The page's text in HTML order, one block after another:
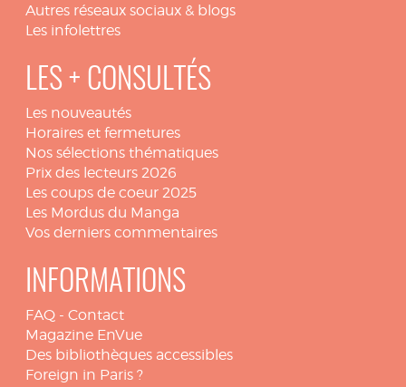
Autres réseaux sociaux & blogs
Les infolettres
LES + CONSULTÉS
Les nouveautés
Horaires et fermetures
Nos sélections thématiques
Prix des lecteurs 2026
Les coups de coeur 2025
Les Mordus du Manga
Vos derniers commentaires
INFORMATIONS
FAQ - Contact
Magazine EnVue
Des bibliothèques accessibles
Foreign in Paris ?